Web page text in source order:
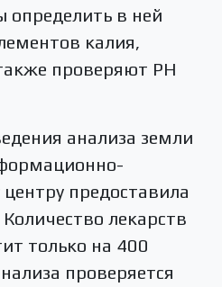
определить в ней
калия,
проверяют PH
анализа земли
предоставила
лекарств
только на 400
проверяется